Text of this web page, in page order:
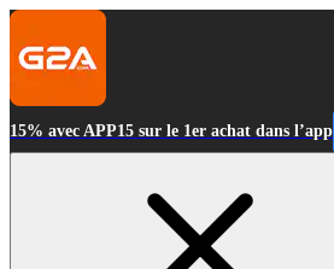
15% avec APP15 sur le 1er achat dans l’app